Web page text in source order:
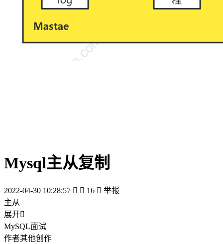
Mysql主从复制
2022-04-30 10:28:57   16  举报
主从
展开
MySQL面试
作者其他创作